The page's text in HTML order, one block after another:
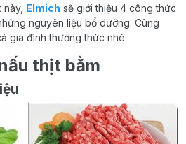
Elmich sẽ giới thiệu 4 công thức
nguyên liệu bổ dưỡng. Cùng
gia đình thưởng thức nhé.
thịt bằm